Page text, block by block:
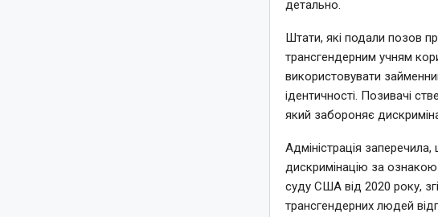
детально.
Штати, які подали позов
трансгендерним учням
використовувати
ідентичності. Позивачі
який забороняє
Адміністрація
дискримінацію за ознакою
суду США від 2020 року,
трансгендерних людей